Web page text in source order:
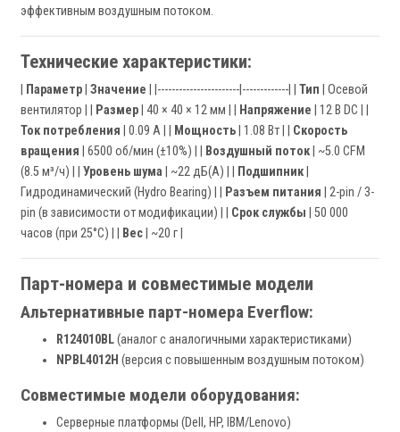
эффективным воздушным потоком.
Технические характеристики:
Параметр Значение | |-----------------------|-------------| | Тип | Осевой
вентилятор | |
Размер | 40 × 40 × 12 мм | | Напряжение | 12 В DC | |
Ток потребления | 0.09 А | | Мощность | 1.08 Вт | | Скорость
вращения | 6500 об/мин (±10%) | | Воздушный поток | ~5.0 CFM
(8.5 м³/ч) | | Уровень шума | ~22 дБ(А) | | Подшипник
Гидродинамический (Hydro Bearing) | |
Разъем питания | 2-pin / 3-
pin (в зависимости от модификации) | | Срок службы | 50 000
часов (при 25°C) | |
Вес | ~20 г |
Парт-номера и совместимые модели
Альтернативные парт-номера Everflow:
R124010BL(аналог с аналогичными характеристиками)
NPBL4012H (версия с повышенным воздушным потоком)
Совместимые модели оборудования:
Серверные платформы (Dell, HP, IBM/Lenovo)